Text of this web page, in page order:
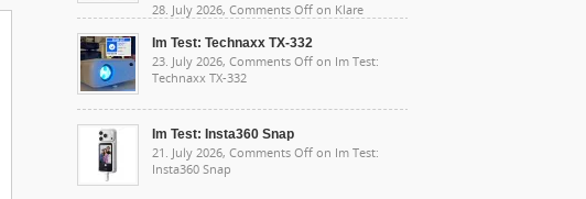
28. July 2026, Comments Off on Klare
unlimitierte Nutzung mit flexiblen Konditionen
Im Test: Technaxx TX-332
23. July 2026, Comments Off on Im Test:
Technaxx TX-332
Im Test: Insta360 Snap
21. July 2026, Comments Off on Im Test:
Insta360 Snap